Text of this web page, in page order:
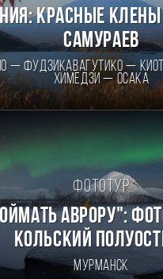
Красные клены
самураев
— Фудзикавагутико —
Химедзи — Осака
Фототур
Аврору":
Кольский
Мурманск